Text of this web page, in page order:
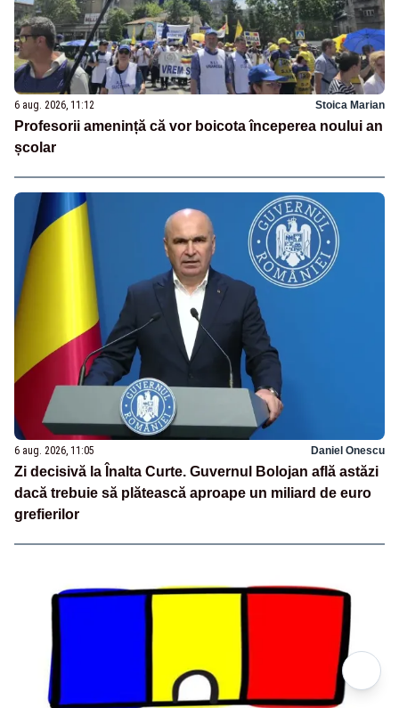
6 aug. 2026, 11:12 Stoica Marian
Profesorii amenință că vor boicota începerea noului an
școlar
6 aug. 2026, 11:05 Daniel Onescu
Zi decisivă la Înalta Curte. Guvernul Bolojan află astăzi
dacă trebuie să plătească aproape un miliard de euro
grefierilor